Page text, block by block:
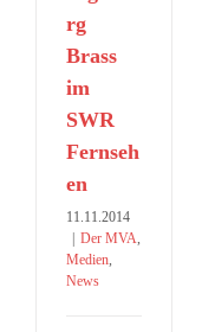
rg
Brass
im
SWR
Fernseh
en
11.11.2014
Der MVA,
Medien,
News